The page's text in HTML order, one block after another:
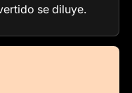
se diluye.